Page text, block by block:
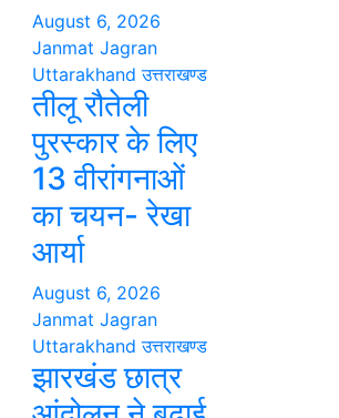
August 6, 2026
Janmat Jagran
Uttarakhand उत्तराखण्ड
तीलू रौतेली
पुरस्कार के लिए
13 वीरांगनाओं
का चयन- रेखा
आर्या
August 6, 2026
Janmat Jagran
Uttarakhand उत्तराखण्ड
झारखंड छात्र